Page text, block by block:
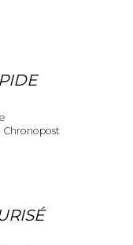
Chronopost